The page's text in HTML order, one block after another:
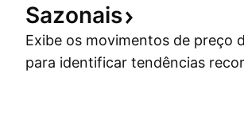
Sazonais
Exibe os movimentos de preço
para identificar tendências